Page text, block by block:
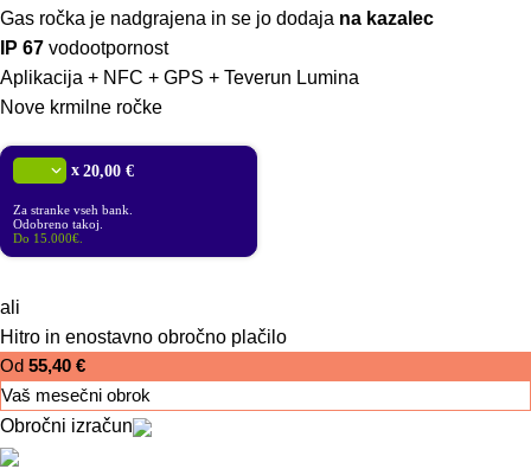
Gas ročka je nadgrajena in se jo dodaja na kazalec
IP 67 vodootpornost
Aplikacija + NFC + GPS + Teverun Lumina
Nove krmilne ročke
x 20,00 €
Za stranke vseh bank.
Odobreno takoj.
Do 15.000€.
ali
Hitro in enostavno obročno plačilo
Od 55,40 €
Vaš mesečni obrok
Obročni izračun